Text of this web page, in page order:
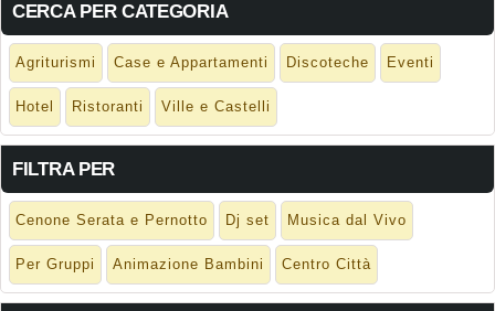
CERCA PER CATEGORIA
Agriturismi Case e Appartamenti Discoteche Eventi
Hotel Ristoranti Ville e Castelli
FILTRA PER
Cenone Serata e Pernotto Dj set Musica dal Vivo
Per Gruppi Animazione Bambini Centro Città